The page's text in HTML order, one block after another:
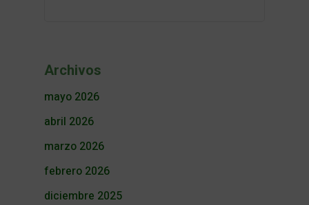
Archivos
mayo 2026
abril 2026
marzo 2026
febrero 2026
diciembre 2025